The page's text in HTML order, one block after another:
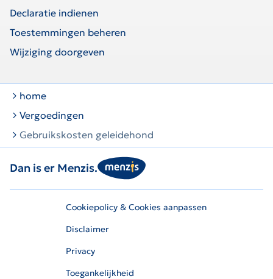
Declaratie indienen
Toestemmingen beheren
Wijziging doorgeven
home
Vergoedingen
Gebruikskosten geleidehond
Dan is er Menzis.
Cookiepolicy & Cookies aanpassen
Disclaimer
Privacy
Toegankelijkheid